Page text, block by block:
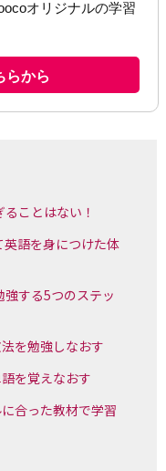
ことはない！
語を身につけた体
する5つのステッ
を勉強しなおす
を覚えなおす
合った教材で学習